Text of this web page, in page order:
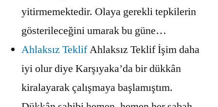
yitirmemektedir. Olaya gerekli tepkilerin
gösterileceğini umarak bu güne…
Ahlaksız TeklifAhlaksız Teklif İşim daha
iyi olur diye Karşıyaka’da bir dükkân
kiralayarak çalışmaya başlamıştım.